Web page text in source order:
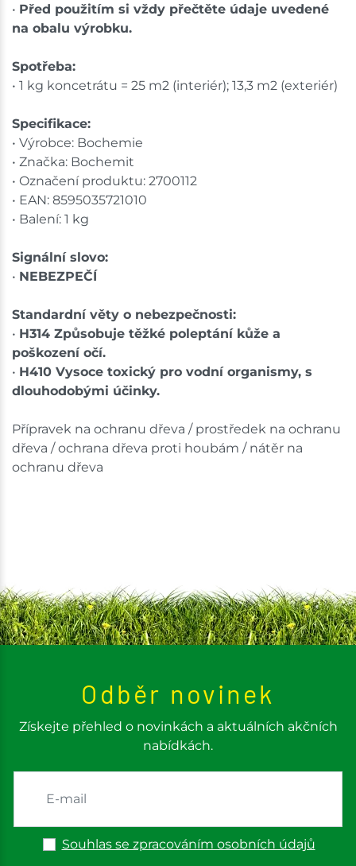
• Před použitím si vždy přečtěte údaje uvedené
na obalu výrobku.
Spotřeba:
• 1 kg koncetrátu = 25 m2 (interiér); 13,3 m2 (exteriér)
Specifikace:
• Výrobce: Bochemie
• Značka: Bochemit
• Označení produktu: 2700112
• EAN: 8595035721010
• Balení: 1 kg
Signální slovo:
• NEBEZPEČÍ
Standardní věty o nebezpečnosti:
• H314 Způsobuje těžké poleptání kůže a
poškození očí.
• H410 Vysoce toxický pro vodní organismy, s
dlouhodobými účinky.
Přípravek na ochranu dřeva / prostředek na ochranu
dřeva / ochrana dřeva proti houbám / nátěr na
ochranu dřeva
Odběr novinek
Získejte přehled o novinkách a aktuálních akčních
nabídkách.
Souhlas se zpracováním osobních údajů